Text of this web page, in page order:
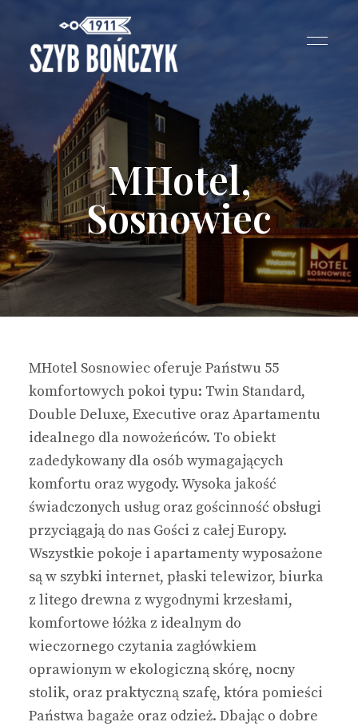
MHotel,
Sosnowiec
MHotel Sosnowiec oferuje Państwu 55
komfortowych pokoi typu: Twin Standard,
Double Deluxe, Executive oraz Apartamentu
idealnego dla nowożeńców. To obiekt
zadedykowany dla osób wymagających
komfortu oraz wygody. Wysoka jakość
świadczonych usług oraz gościnność obsługi
przyciągają do nas Gości z całej Europy.
Wszystkie pokoje i apartamenty wyposażone
są w szybki internet, płaski telewizor, biurka
z litego drewna z wygodnymi krzesłami,
komfortowe łóżka z idealnym do
wieczornego czytania zagłówkiem
oprawionym w ekologiczną skórę, nocny
stolik, oraz praktyczną szafę, która pomieści
Państwa bagaże oraz odzież. Dbając o dobre